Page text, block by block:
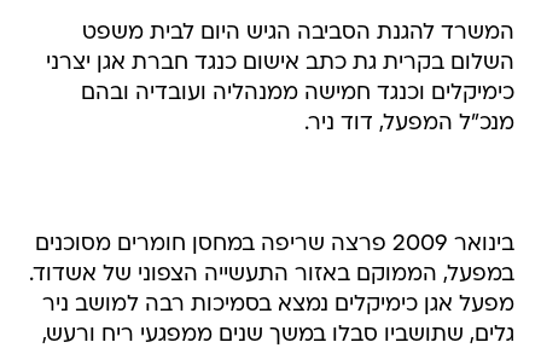
המשרד להגנת הסביבה הגיש היום לבית משפט
השלום בקרית גת כתב אישום כנגד חברת אגן יצרני
כימיקלים וכנגד חמישה ממנהליה ועובדיה ובהם
מנכ"ל המפעל, דוד ניר.
בינואר 2009 פרצה שריפה במחסן חומרים מסוכנים
במפעל, הממוקם באזור התעשייה הצפוני של אשדוד.
מפעל אגן כימיקלים נמצא בסמיכות רבה למושב ניר
גלים, שתושביו סבלו במשך שנים ממפגעי ריח ורעש,